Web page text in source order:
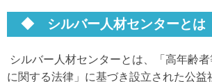
◆ シルバー人材センターとは
シルバー人材センターとは、「高年齢
に関する法律」に基づき設立された公益